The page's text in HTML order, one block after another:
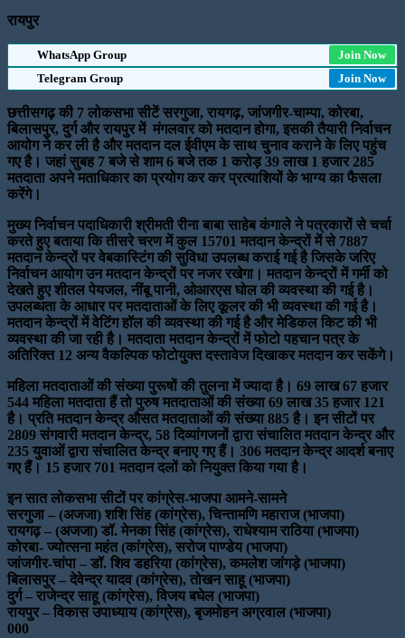
रायपुर
WhatsApp Group
Join Now
Telegram Group
Join Now
छत्तीसगढ़ की 7 लोकसभा सीटें सरगुजा, रायगढ़, जांजगीर-चाम्पा, कोरबा,
बिलासपुर, दुर्ग और रायपुर में मंगलवार को मतदान होगा, इसकी तैयारी निर्वाचन
आयोग ने कर ली है और मतदान दल ईवीएम के साथ चुनाव कराने के लिए पहुंच
गए है। जहां सुबह 7 बजे से शाम 6 बजे तक 1 करोड़ 39 लाख 1 हजार 285
मतदाता अपने मताधिकार का प्रयोग कर कर प्रत्याशियों के भाग्य का फैसला
करेंगे।
मुख्य निर्वाचन पदाधिकारी श्रीमती रीना बाबा साहेब कंगाले ने पत्रकारों से चर्चा
करते हुए बताया कि तीसरे चरण में कुल 15701 मतदान केन्द्रों में से 7887
मतदान केन्द्रों पर वेबकास्टिंग की सुविधा उपलब्ध कराई गई है जिसके जरिए
निर्वाचन आयोग उन मतदान केन्द्रों पर नजर रखेगा। मतदान केन्द्रों में गर्मी को
देखते हुए शीतल पेयजल, नींबू पानी, ओआरएस घोल की व्यवस्था की गई है।
उपलब्धता के आधार पर मतदाताओं के लिए कूलर की भी व्यवस्था की गई है।
मतदान केन्द्रों में वेटिंग हॉल की व्यवस्था की गई है और मेडिकल किट की भी
व्यवस्था की जा रही है। मतदाता मतदान केन्द्रों में फोटो पहचान पत्र के
अतिरिक्त 12 अन्य वैकल्पिक फोटोयुक्त दस्तावेज दिखाकर मतदान कर सकेंगे।
महिला मतदाताओं की संख्या पुरूषों की तुलना में ज्यादा है। 69 लाख 67 हजार
544 महिला मतदाता हैं तो पुरुष मतदाताओं की संख्या 69 लाख 35 हजार 121
है। प्रति मतदान केन्द्र औसत मतदाताओं की संख्या 885 है। इन सीटों पर
2809 संगवारी मतदान केन्द्र, 58 दिव्यांगजनों द्वारा संचालित मतदान केन्द्र और
235 युवाओं द्वारा संचालित केन्द्र बनाए गए हैं। 306 मतदान केन्द्र आदर्श बनाए
गए हैं। 15 हजार 701 मतदान दलों को नियुक्त किया गया है।
इन सात लोकसभा सीटों पर कांग्रेस-भाजपा आमने-सामने
सरगुजा – (अजजा) शशि सिंह (कांग्रेस), चिन्तामणि महाराज (भाजपा)
रायगढ़ – (अजजा) डॉ. मेनका सिंह (कांग्रेस), राधेश्याम राठिया (भाजपा)
कोरबा- ज्योत्सना महंत (कांग्रेस), सरोज पाण्डेय (भाजपा)
जांजगीर-चांपा – डॉ. शिव डहरिया (कांग्रेस), कमलेश जांगड़े (भाजपा)
बिलासपुर – देवेन्द्र यादव (कांग्रेस), तोखन साहू (भाजपा)
दुर्ग – राजेन्द्र साहू (कांग्रेस), विजय बघेल (भाजपा)
रायपुर – विकास उपाध्याय (कांग्रेस), बृजमोहन अग्रवाल (भाजपा)
000